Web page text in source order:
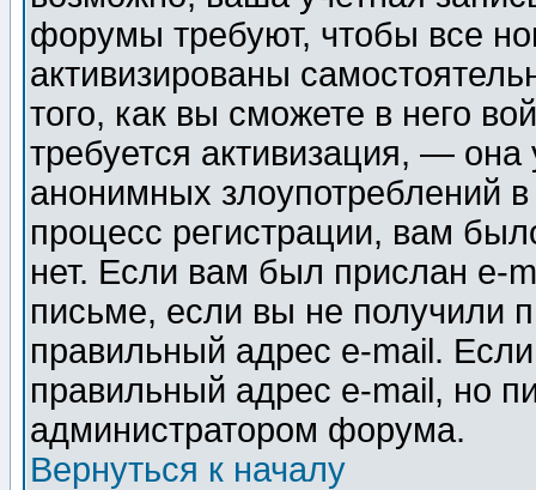
форумы требуют, чтобы все
активизированы
того, как вы сможете в него
требуется активизация, —
анонимных злоупотреблений
процесс регистрации, вам
нет. Если вам был прислан e-
письме, если вы не получили
правильный адрес e-mail.
правильный адрес e-mail, но
администратором форума.
Вернуться к началу